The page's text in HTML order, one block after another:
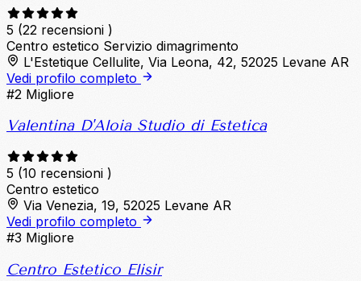
5 (22 recensioni )
Centro estetico Servizio dimagrimento
L'Estetique Cellulite, Via Leona, 42, 52025 Levane AR
Vedi profilo completo
#2 Migliore
Valentina D'Aloia Studio di Estetica
5 (10 recensioni )
Centro estetico
Via Venezia, 19, 52025 Levane AR
Vedi profilo completo
#3 Migliore
Centro Estetico Elisir